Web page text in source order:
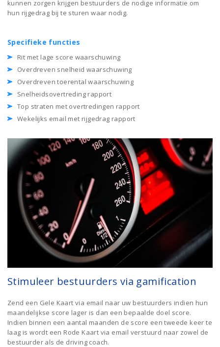
kunnen zorgen krijgen bestuurders de nodige informatie om
hun rijgedrag bij te sturen waar nodig.
Specifieke functies
Rit met lage score waarschuwing
Overdreven snelheid waarschuwing
Overdreven toerental waarschuwing
Snelheidsovertreding rapport
Top straten met overtredingen rapport
Wekelijks email met rijgedrag rapport
Stimuleer bestuurders via gamification
Zend een Gele Kaart via email naar uw bestuurders indien hun
maandelijkse score lager is dan een bepaalde doel score.
Indien binnen een aantal maanden de score een tweede keer te
laag is wordt een Rode Kaart via email verstuurd naar zowel de
bestuurder als de driving coach.